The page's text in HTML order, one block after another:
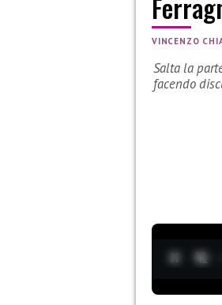
VINCENZO
Salta la
facendo